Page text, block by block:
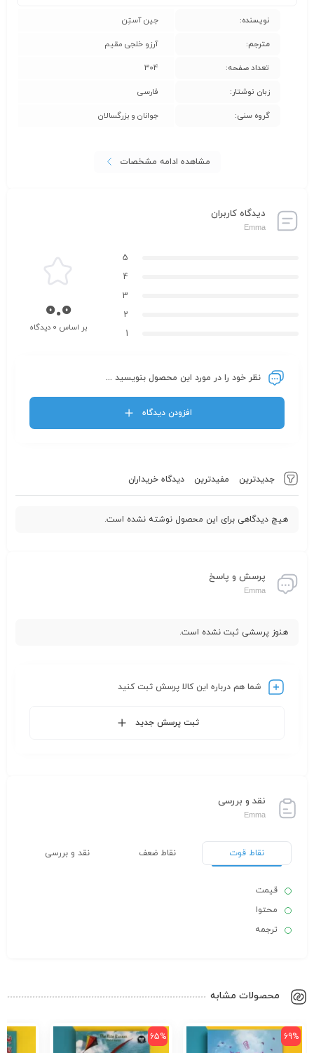
نویسنده: جین آستِن
مترجم: آرزو خلجی مقیم
تعداد صفحه: 304
زبان نوشتار: فارسی
گروه سنی: جوانان و بزرگسالان
مشاهده ادامه مشخصات
دیدگاه کاربران
Emma
جدیدترین مفیدترین دیدگاه خریداران
هیچ دیدگاهی برای این محصول نوشته نشده است.
5
4
3
2
1
0.0
بر اساس 0 دیدگاه
نظر خود را در مورد این محصول بنویسید ...
افزودن دیدگاه
پرسش و پاسخ
Emma
هنوز پرسشی ثبت نشده است.
شما هم درباره این کالا پرسش ثبت کنید
ثبت پرسش جدید
نقد و بررسی
Emma
نقاط قوت نقاط ضعف نقد و بررسی
قیمت
محتوا
ترجمه
محصولات مشابه
69%
65%